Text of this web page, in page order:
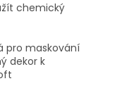
chemický
pro maskování
dekor k